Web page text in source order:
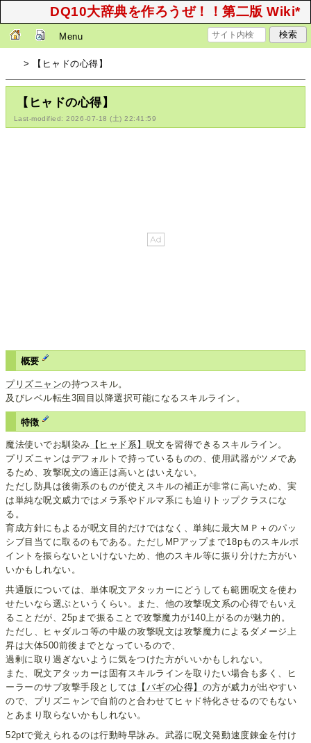
DQ10大辞典を作ろうぜ！！第二版 Wiki*
Menu
> 【ヒャドの心得】
【ヒャドの心得】
Last-modified: 2026-07-18 (土) 22:41:59
概要
プリズニャンの持つスキル。
及びレベル転生3回目以降選択可能になるスキルライン。
特徴
魔法使いでお馴染み 【ヒャド系】 呪文を習得できるスキルライン。
プリズニャンはデフォルトで持っているものの、使用武器がツメであ
るため、攻撃呪文の適正は高いとはいえない。
ただし防具は後衛系のものが使えスキルの補正が非常に高いため、実
は単純な呪文威力ではメラ系やドルマ系にも迫りトップクラスにな
る。
育成方針にもよるが呪文目的だけではなく、単純に最大ＭＰ＋のパッ
シブ目当てに取るのもである。ただしMPアップまで18pものスキルポ
イントを振らないといけないため、他のスキル等に振り分けた方がい
いかもしれない。
共通版については、単体呪文アタッカーにどうしても範囲呪文を使わ
せたいなら選ぶというくらい。また、他の攻撃呪文系の心得でもいえ
ることだが、25pまで振ることで攻撃魔力が140上がるのが魅力的。
ただし、ヒャダルコ等の中級の攻撃呪文は攻撃魔力によるダメージ上
昇は大体500前後までとなっているので、
過剰に取り過ぎないように気をつけた方がいいかもしれない。
また、呪文アタッカーは固有スキルラインを取りたい場合も多く、ヒ
ーラーのサブ攻撃手段としては 【バギの心得】 の方が威力が出やすい
ので、プリズニャンで自前のと合わせてヒャド特化させるのでもない
とあまり取らないかもしれない。
52ptで覚えられるのは行動時早詠み。武器に呪文発動速度錬金を付け